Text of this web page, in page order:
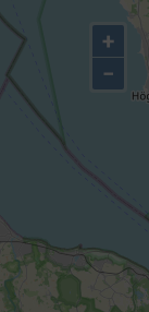
+
−